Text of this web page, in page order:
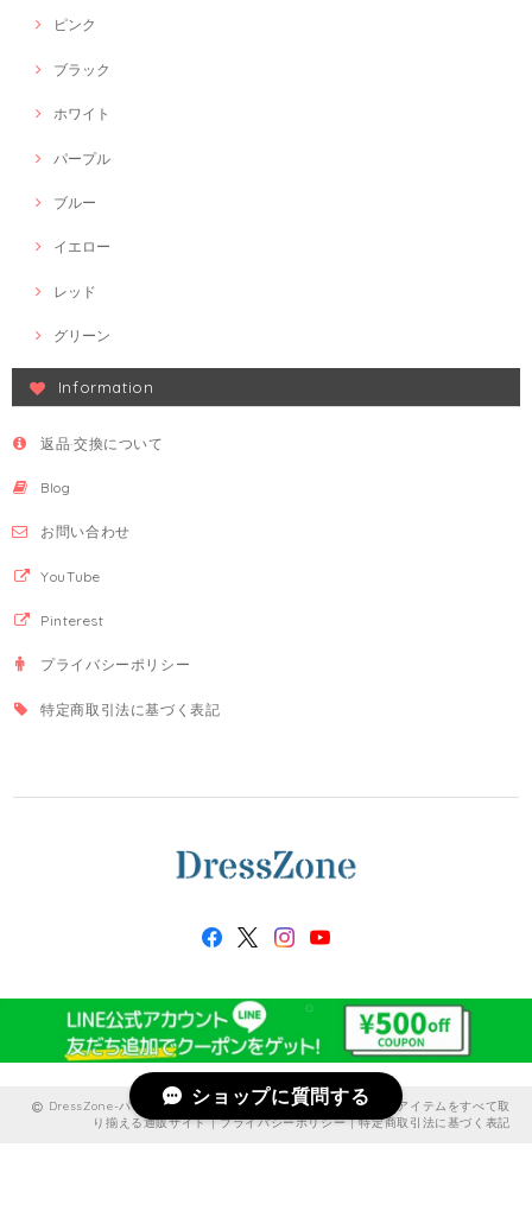
ピンク
ブラック
ホワイト
パープル
ブルー
イエロー
レッド
グリーン
Information
返品·交換について
Blog
お問い合わせ
YouTube
Pinterest
プライバシーポリシー
特定商取引法に基づく表記
DressZone-パーティードレス、プライベート、出勤服などのアイテムをすべて取
り揃える通販サイト |プライバシーポリシー|特定商取引法に基づく表記
ショップに質問する